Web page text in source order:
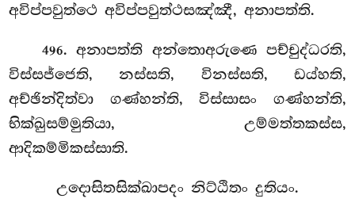
අවිප්පවුත්ථෙ අවිප්පවුත්ථසඤ්ඤී, අනාපත්ති.
496. අනාපත්ති අන්තොඅරුණෙ පච්චුද්ධරති,
විස්සජ්ජෙති, නස්සති, විනස්සති, ඩය්හති,
අච්ඡින්දිත්වා ගණ්හන්ති, විස්සාසං ගණ්හන්ති,
භික්ඛුසම්මුතියා, උම්මත්තකස්ස,
ආදිකම්මිකස්සාති.
උදොසිතසික්ඛාපදං නිට්ඨිතං දුතියං.